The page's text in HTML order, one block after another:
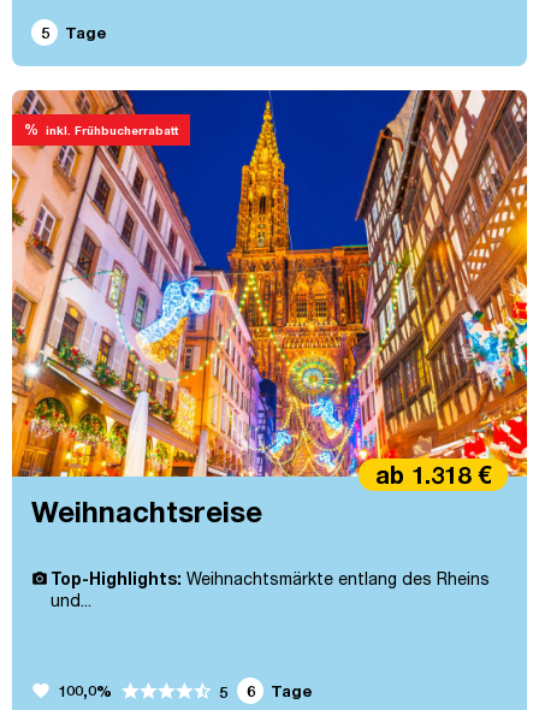
5 Tage
% inkl. Frühbucherrabatt
Weihnachtsreise
Top-Highlights: Weihnachtsmärkte entlang des Rheins
und...
ab 1.318 €
favorite 100,0% 5 6 Tage